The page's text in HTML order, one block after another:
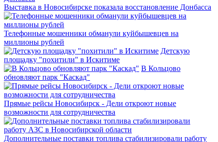
Выставка в Новосибирске показала восстановление Донбасса
Телефонные мошенники обманули куйбышевцев на
миллионы рублей
Детскую
площадку "похитили" в Искитиме
В Кольцово
обновляют парк "Каскад"
Прямые рейсы Новосибирск - Дели откроют новые
возможности для сотрудничества
Дополнительные поставки топлива стабилизировали работу